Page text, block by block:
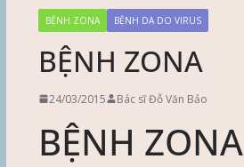
BỆNH ZONA BỆNH DA DO VIRUS
BỆNH ZONA
24/03/2015 Bác sĩ Đỗ Văn Bảo
BỆNH ZONA